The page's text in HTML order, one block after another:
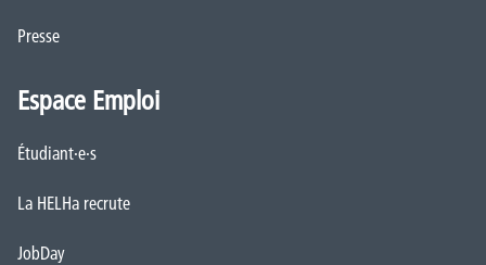
Presse
Espace Emploi
Étudiant·e·s
La HELHa recrute
JobDay